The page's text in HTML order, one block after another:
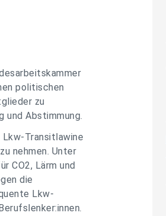
politischen
zu
und Abstimmung.
Lkw-Transitlawine
nehmen. Unter
CO2, Lärm und
die
Lkw-